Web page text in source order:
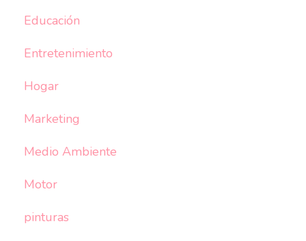
Educación
Entretenimiento
Hogar
Marketing
Medio Ambiente
Motor
pinturas